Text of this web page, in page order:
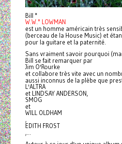
Bill "
W.W." LOWMAN
est un homme américain très
(berceau de la House Music) et
pour la guitare et la paternité.
Sans vraiment savoir pourquoi
Bill se fait remarquer par
Jim O'Rourke
et collabore très vite avec un
aussi inconnus de la plèbe que
L'ALTRA
et LINDSAY ANDERSON,
SMOG
et
WILL OLDHAM
,
EDITH FROST
,...